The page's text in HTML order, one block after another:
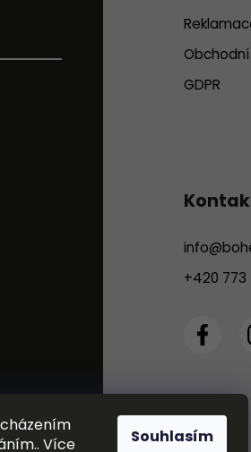
Více
Souhlasím
GDPR
info@
+420